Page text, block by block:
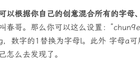
以根据你自己的创意混合所有的字母
春哥。那么你可以这么设置：
，数字的1替换为字母l。此外 字母a
怎么去发现了。